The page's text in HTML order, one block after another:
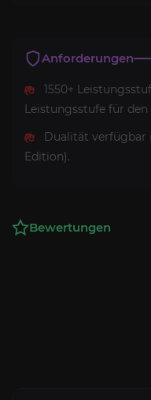
Anforderungen
1550+
Leistungsstufe für den
Dualität verfügbar
Edition).
Bewertungen